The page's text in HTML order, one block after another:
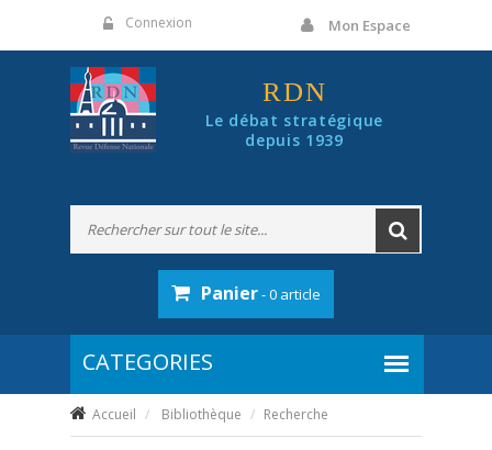
Connexion Mon Espace
RDN
Le débat stratégique
depuis 1939
Panier- 0 article
Accueil Bibliothèque Recherche